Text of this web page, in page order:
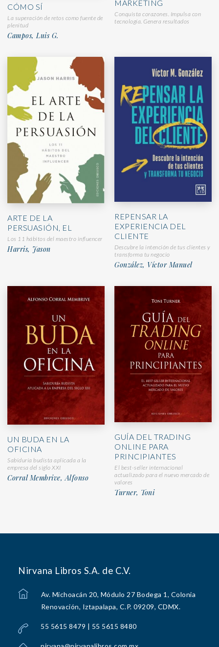
CÓMO SÍ
La superación de retos como fuente de
plenitud
Campos, Luis G.
MARKETING
Conquista corazones. Impulsa con
tecnología. Genera resultados
ARTE DE LA
PERSUASIÓN, EL
Los 11 hábitos del maestro influencer
Harris, Jason
REPENSAR LA
EXPERIENCIA DEL
CLIENTE
Descubre la intención de tus clientes y
transforma tu negocio
González, Víctor Manuel
UN BUDA EN LA
OFICINA
Sabiduría budista aplicada a la
empresa del siglo XXI
Corral Membrive, Alfonso
GUÍA DEL TRADING
ONLINE PARA
PRINCIPIANTES
El best-seller internacional
actualizado para el nuevo mercado de
valores
Turner, Toni
Nirvana Libros S.A. de C.V.
Av. Michoacán 20, Módulo 27 Bodega 1, Colonia
Renovación, Iztapalapa, C.P. 09209, CDMX.
55 5615 8479 | 55 5615 8480